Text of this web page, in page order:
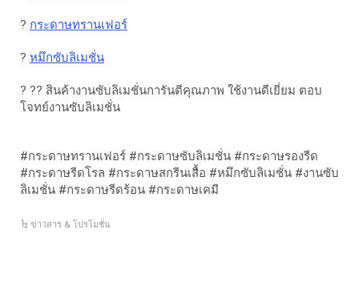
? กระดาษทรานเฟอร์
? หมึกซับลิเมชั่น
? ?? สินค้างานซับลิเมชั่นการันตีคุณภาพ ใช้งานดีเยี่ยม ตอบ
โจทย์งานซับลิเมชั่น
#กระดาษทรานเฟอร์ #กระดาษซับลิเมชั่น #กระดาษรองรีด
#กระดาษรีดโรล #กระดาษสกรีนเสื้อ #หมึกซับลิเมชั่น #งานซับ
ลิเมชั่น #กระดาษรีดร้อน #กระดาษเคมี
ข่าวสาร & โปรโมชั่น